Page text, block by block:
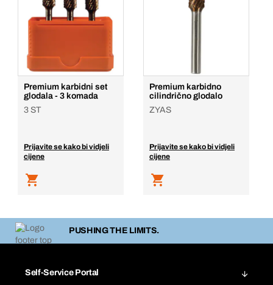
Premium karbidni set
glodala - 3 komada
3 ST
Prijavite se kako bi vidjeli
cijene
Premium karbidno
cilindrično glodalo
ZYAS
Prijavite se kako bi vidjeli
cijene
PUSHING THE LIMITS.
Self-Service Portal